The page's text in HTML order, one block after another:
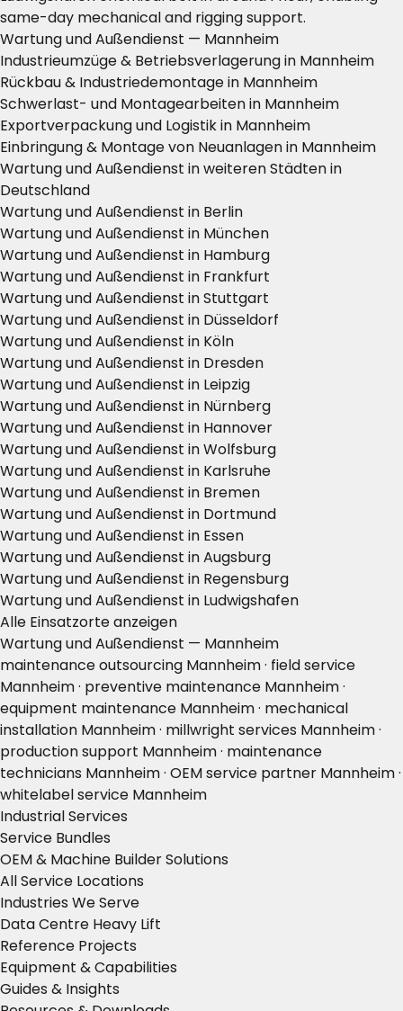
same-day mechanical and rigging support.
Wartung und Außendienst — Mannheim
Industrieumzüge & Betriebsverlagerung in Mannheim
Rückbau & Industriedemontage in Mannheim
Schwerlast- und Montagearbeiten in Mannheim
Exportverpackung und Logistik in Mannheim
Einbringung & Montage von Neuanlagen in Mannheim
Wartung und Außendienst in weiteren Städten in
Deutschland
Wartung und Außendienst in Berlin
Wartung und Außendienst in München
Wartung und Außendienst in Hamburg
Wartung und Außendienst in Frankfurt
Wartung und Außendienst in Stuttgart
Wartung und Außendienst in Düsseldorf
Wartung und Außendienst in Köln
Wartung und Außendienst in Dresden
Wartung und Außendienst in Leipzig
Wartung und Außendienst in Nürnberg
Wartung und Außendienst in Hannover
Wartung und Außendienst in Wolfsburg
Wartung und Außendienst in Karlsruhe
Wartung und Außendienst in Bremen
Wartung und Außendienst in Dortmund
Wartung und Außendienst in Essen
Wartung und Außendienst in Augsburg
Wartung und Außendienst in Regensburg
Wartung und Außendienst in Ludwigshafen
Alle Einsatzorte anzeigen
Wartung und Außendienst — Mannheim
maintenance outsourcing Mannheim · field service
Mannheim · preventive maintenance Mannheim ·
equipment maintenance Mannheim · mechanical
installation Mannheim · millwright services Mannheim ·
production support Mannheim · maintenance
technicians Mannheim · OEM service partner Mannheim ·
whitelabel service Mannheim
Industrial Services
Service Bundles
OEM & Machine Builder Solutions
All Service Locations
Industries We Serve
Data Centre Heavy Lift
Reference Projects
Equipment & Capabilities
Guides & Insights